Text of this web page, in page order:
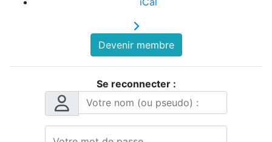
Devenir membre
Se reconnecter :